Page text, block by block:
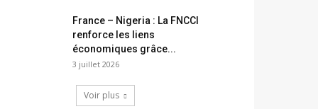
France – Nigeria : La FNCCI
renforce les liens
économiques grâce...
3 juillet 2026
Voir plus